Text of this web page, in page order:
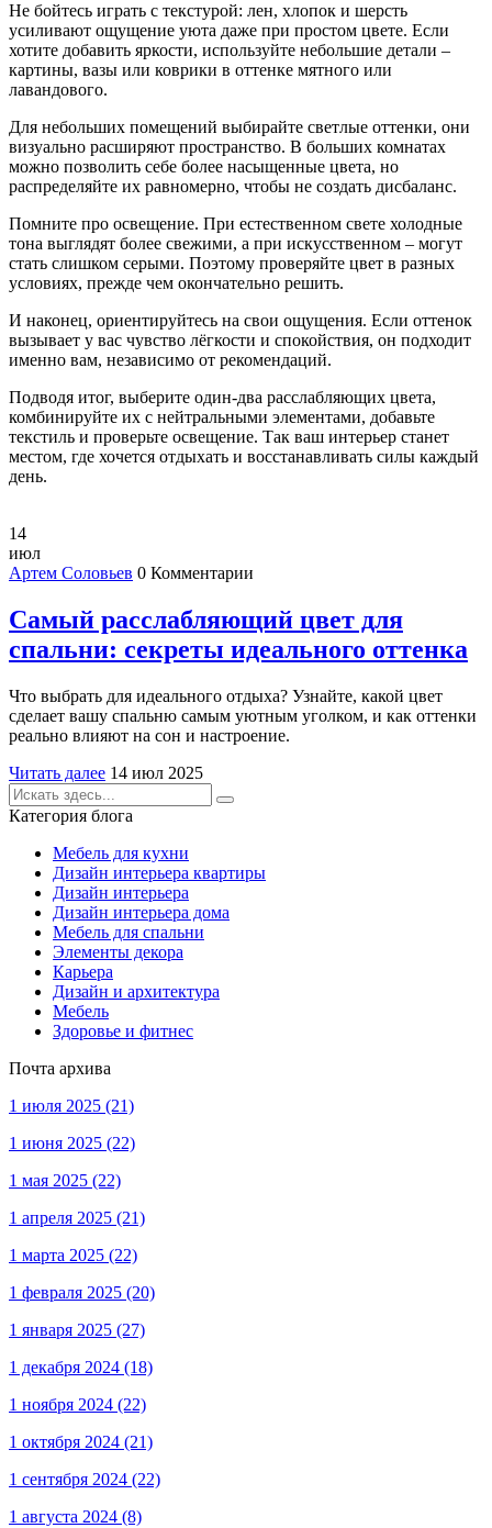
Не бойтесь играть с текстурой: лен, хлопок и шерсть
усиливают ощущение уюта даже при простом цвете. Если
хотите добавить яркости, используйте небольшие детали –
картины, вазы или коврики в оттенке мятного или
лавандового.
Для небольших помещений выбирайте светлые оттенки, они
визуально расширяют пространство. В больших комнатах
можно позволить себе более насыщенные цвета, но
распределяйте их равномерно, чтобы не создать дисбаланс.
Помните про освещение. При естественном свете холодные
тона выглядят более свежими, а при искусственном – могут
стать слишком серыми. Поэтому проверяйте цвет в разных
условиях, прежде чем окончательно решить.
И наконец, ориентируйтесь на свои ощущения. Если оттенок
вызывает у вас чувство лёгкости и спокойствия, он подходит
именно вам, независимо от рекомендаций.
Подводя итог, выберите один‑два расслабляющих цвета,
комбинируйте их с нейтральными элементами, добавьте
текстиль и проверьте освещение. Так ваш интерьер станет
местом, где хочется отдыхать и восстанавливать силы каждый
день.
14
июл
Артем Соловьев 0 Комментарии
Самый расслабляющий цвет для
спальни: секреты идеального оттенка
Что выбрать для идеального отдыха? Узнайте, какой цвет
сделает вашу спальню самым уютным уголком, и как оттенки
реально влияют на сон и настроение.
Читать далее 14 июл 2025
Категория блога
Мебель для кухни
Дизайн интерьера квартиры
Дизайн интерьера
Дизайн интерьера дома
Мебель для спальни
Элементы декора
Карьера
Дизайн и архитектура
Мебель
Здоровье и фитнес
Почта архива
1 июля 2025 (21)
1 июня 2025 (22)
1 мая 2025 (22)
1 апреля 2025 (21)
1 марта 2025 (22)
1 февраля 2025 (20)
1 января 2025 (27)
1 декабря 2024 (18)
1 ноября 2024 (22)
1 октября 2024 (21)
1 сентября 2024 (22)
1 августа 2024 (8)